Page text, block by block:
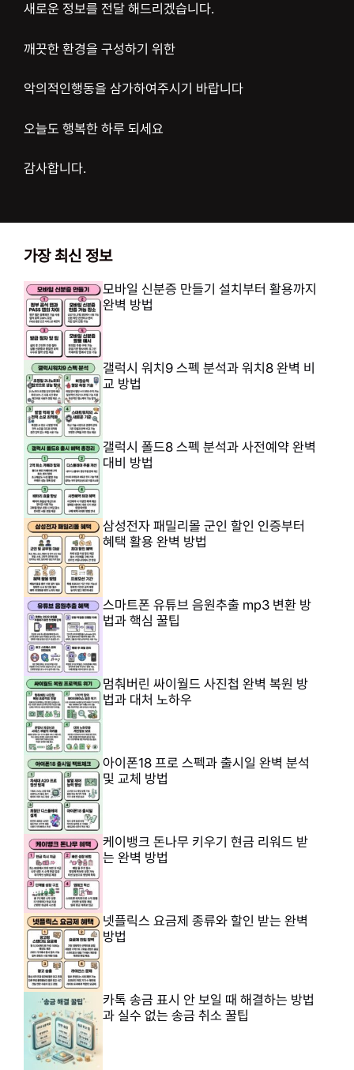
새로운 정보를 전달 해드리겠습니다.
깨끗한 환경을 구성하기 위한
악의적인행동을 삼가하여주시기 바랍니다
오늘도 행복한 하루 되세요
감사합니다.
가장 최신 정보
모바일 신분증 만들기 설치부터 활용까지
완벽 방법
갤럭시 워치9 스펙 분석과 워치8 완벽 비
교 방법
갤럭시 폴드8 스펙 분석과 사전예약 완벽
대비 방법
삼성전자 패밀리몰 군인 할인 인증부터
혜택 활용 완벽 방법
스마트폰 유튜브 음원추출 mp3 변환 방
법과 핵심 꿀팁
멈춰버린 싸이월드 사진첩 완벽 복원 방
법과 대처 노하우
아이폰18 프로 스펙과 출시일 완벽 분석
및 교체 방법
케이뱅크 돈나무 키우기 현금 리워드 받
는 완벽 방법
넷플릭스 요금제 종류와 할인 받는 완벽
방법
카톡 송금 표시 안 보일 때 해결하는 방법
과 실수 없는 송금 취소 꿀팁